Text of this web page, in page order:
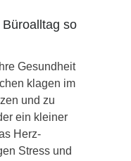
so
Gesundheit
klagen im
und zu
ein kleiner
Herz-
Stress und